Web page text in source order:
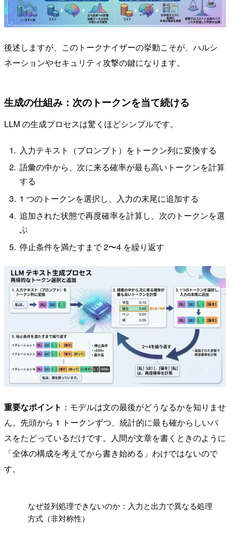
後述しますが、このトークナイザーの挙動こそが、ハルシ
ネーションやセキュリティ攻撃の鍵になります。
生成の仕組み：次のトークンを当て続ける
LLM の生成プロセスは驚くほどシンプルです。
入力テキスト（プロンプト）をトークン列に変換する
語彙の中から、次に来る確率が最も高いトークンを計算
する
1 つのトークンを選択し、入力の末尾に追加する
追加された状態で再度確率を計算し、次のトークンを選
ぶ
停止条件を満たすまで 2〜4 を繰り返す
重要なポイント ：モデルは文の最後がどうなるかを知りませ
ん。先頭から 1 トークンずつ、統計的に最も確からしいパ
スをたどっているだけです。人間が文章を書くときのように
「全体の構成を考えてから書き始める」わけではないので
す。
なぜ並列処理できないのか：入力と出力で異なる処理
方式（非対称性）